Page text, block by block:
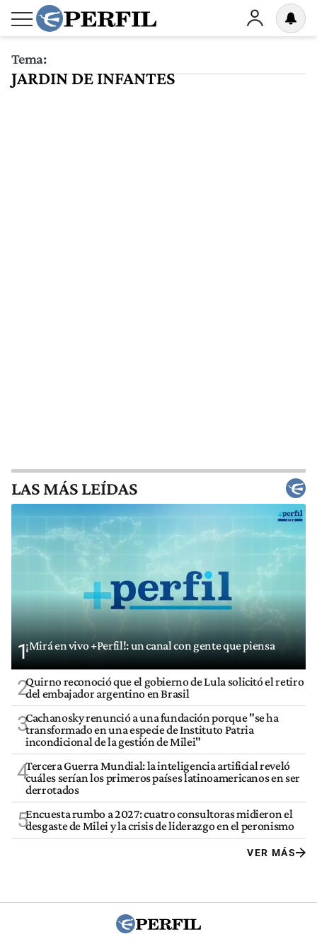
Tema:
JARDIN DE INFANTES
LAS MÁS LEÍDAS
1¡Mirá en vivo +Perfil!: un canal con gente que piensa
2Quirno reconoció que el gobierno de Lula solicitó el retiro
del embajador argentino en Brasil
3Cachanosky renunció a una fundación porque "se ha
transformado en una especie de Instituto Patria
incondicional de la gestión de Milei"
4Tercera Guerra Mundial: la inteligencia artificial reveló
cuáles serían los primeros países latinoamericanos en ser
derrotados
5Encuesta rumbo a 2027: cuatro consultoras midieron el
desgaste de Milei y la crisis de liderazgo en el peronismo
VER MÁS